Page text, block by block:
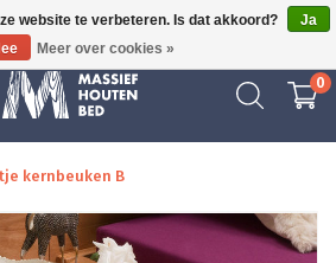
GRATIS BEZORGD
0
kernbeuken B
website te verbeteren. Is dat akkoord?
Ja
Meer over cookies »